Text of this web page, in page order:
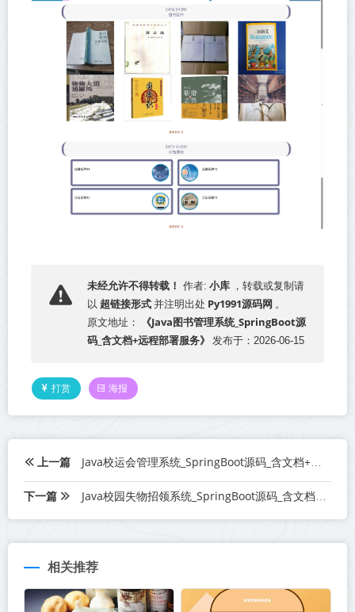
未经允许不得转载！ 作者: 小库 ，转载或复制请
以 超链接形式 并注明出处 Py1991源码网 。
原文地址：
《Java图书管理系统_SpringBoot源
码_含文档+远程部署服务》
发布于：2026-06-15
打赏 海报
上一篇 Java校运会管理系统_SpringBoot源码_含文档+远程部署服务
下一篇 Java校园失物招领系统_SpringBoot源码_含文档+远程部署服务
相关推荐